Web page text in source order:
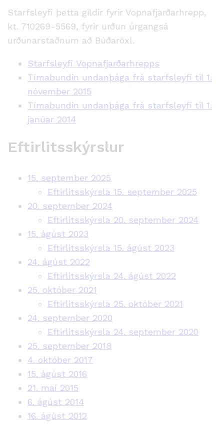
Starfsleyfi þetta gildir fyrir Vopnafjarðarhrepp,
kt. 710269-5569, fyrir urðun úrgangsá
urðunarstaðnum að Búðaröxl.
Starfsleyfi Vopnafjarðarhrepps
Tímabundin undanþága frá starfsleyfi til 1.
nóvember 2015
Tímabundin undanþága frá starfsleyfi til 1.
janúar 2014
Eftirlitsskýrslur
15. september 2025
Eftirlitsskýrsla 15. september 2025
20. september 2024
Eftirlitsskýrsla 20. september 2024
15. ágúst 2023
Eftirlitsskýrsla 15. ágúst 2023
24. ágúst 2022
Eftirlitsskýrsla 24. ágúst 2022
25. október 2021
Eftirlitsskýrsla 25. október 2021
24. september 2020
Eftirlitsskýrsla 24. september 2020
25. september 2018
4. október 2017
15. ágúst 2016
21. maí 2015
6. ágúst 2014
16. ágúst 2012